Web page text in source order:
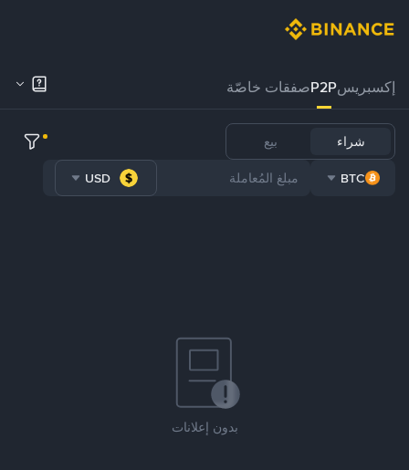
إكسبريسP2Pصفقات خاصّة
شراء بيع
BTC
USD
بدون إعلانات